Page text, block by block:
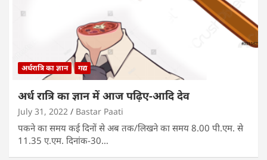
अर्धरात्रि का ज्ञान गद्य
अर्ध रात्रि का ज्ञान में आज पढ़िए-आदि देव
July 31, 2022 Bastar Paati
पकने का समय कई दिनों से अब तक/लिखने का समय 8.00 पी.एम. से
11.35 ए.एम. दिनांक-30…